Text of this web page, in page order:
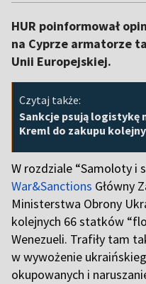
HUR poinformował
na Cyprze armatorze
Unii Europejskiej.
Czytaj także:
Sankcje psują logistykę
Kreml do zakupu
W rozdziale “Samoloty i
War&Sanctions Główny
Ministerstwa Obrony
kolejnych 66 statków
Wenezueli. Trafiły tam
w wywożenie
okupowanych i